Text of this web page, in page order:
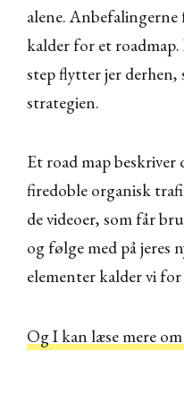
alene. Anbefalingerne
kalder for et
step flytter jer derhen,
strategien.
Et road map beskriver
firedoble organisk
de videoer, som får
og følge med på jeres
elementer kalder vi
Og I kan læse mere